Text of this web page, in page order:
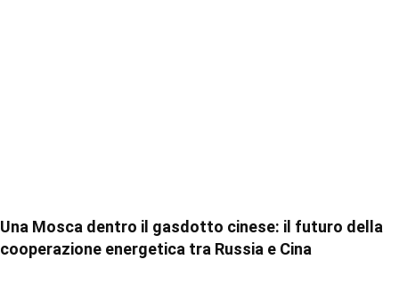
Una Mosca dentro il gasdotto cinese: il futuro della
cooperazione energetica tra Russia e Cina